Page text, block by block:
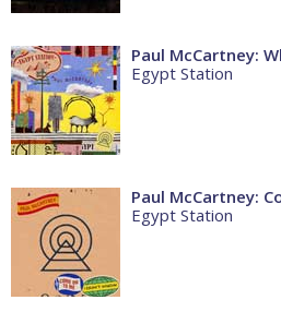
Paul McCartney:
Egypt Station
Paul McCartney:
Egypt Station